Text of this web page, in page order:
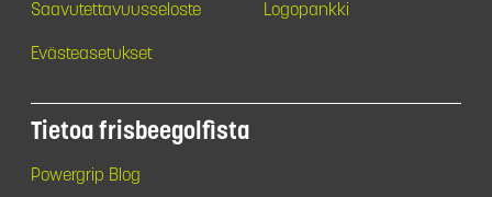
Saavutettavuusseloste Logopankki
Evästeasetukset
Tietoa frisbeegolfista
Powergrip Blog